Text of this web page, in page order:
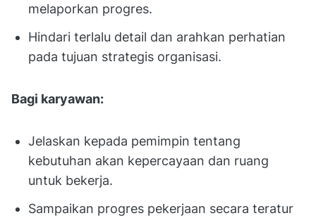
melaporkan progres.
Hindari terlalu detail dan arahkan perhatian
pada tujuan strategis organisasi.
Bagi karyawan:
Jelaskan kepada pemimpin tentang
kebutuhan akan kepercayaan dan ruang
untuk bekerja.
Sampaikan progres pekerjaan secara teratur